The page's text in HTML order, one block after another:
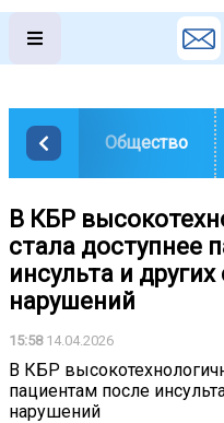
Общество
В КБР
стала доступнее
инсульта и
нарушений
15:5814.04.2026
В КБР
пациентам после
нарушений